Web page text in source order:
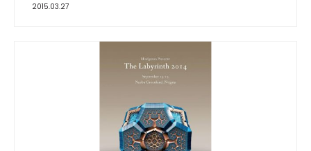
2015.03.27